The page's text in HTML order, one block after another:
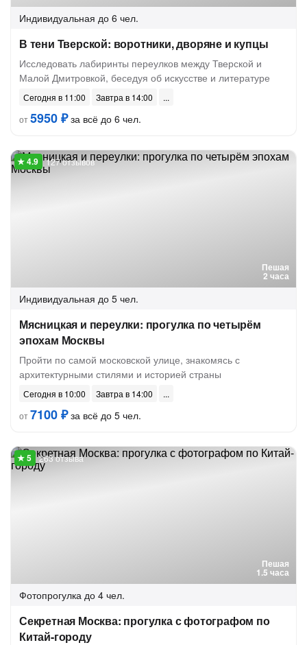
Индивидуальная до 6 чел.
В тени Тверской: воротники, дворяне и купцы
Исследовать лабиринты переулков между Тверской и
Малой Дмитровкой, беседуя об искусстве и литературе
Сегодня в 11:00
Завтра в 14:00
от5950 ₽за всё до 6 чел.
Пешая
2 часа
127 отзывов
Индивидуальная до 5 чел.
Мясницкая и переулки: прогулка по четырём
эпохам Москвы
Пройти по самой московской улице, знакомясь с
архитектурными стилями и историей страны
Сегодня в 10:00
Завтра в 14:00
от7100 ₽за всё до 5 чел.
Пешая
1.5 часа
263 отзыва
Фотопрогулка до 4 чел.
Секретная Москва: прогулка с фотографом по
Китай-городу